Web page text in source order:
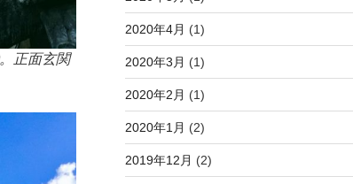
正面玄関
2020年4月 (1)
2020年3月 (1)
2020年2月 (1)
2020年1月 (2)
2019年12月 (2)